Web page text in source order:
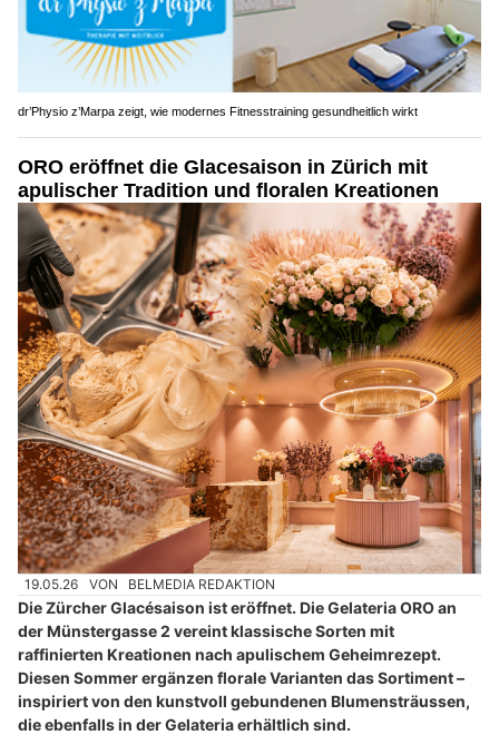
dr’Physio z’Marpa zeigt, wie modernes Fitnesstraining gesundheitlich wirkt
ORO eröffnet die Glacesaison in Zürich mit
apulischer Tradition und floralen Kreationen
19.05.26 VON BELMEDIA REDAKTION
Die Zürcher Glacésaison ist eröffnet. Die Gelateria ORO an
der Münstergasse 2 vereint klassische Sorten mit
raffinierten Kreationen nach apulischem Geheimrezept.
Diesen Sommer ergänzen florale Varianten das Sortiment –
inspiriert von den kunstvoll gebundenen Blumensträussen,
die ebenfalls in der Gelateria erhältlich sind.